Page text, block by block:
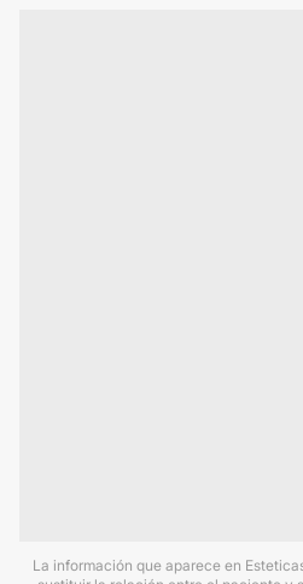
La información que aparece en